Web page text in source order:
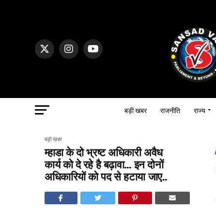
बड़ी खबर राजनीति राज्य
बड़ी खबर
म्हाडा के दो भ्रष्ट अधिकारी अवैध
कार्य को दे रहे है बढ़ावा… इन दोनों
अधिकारियों को पद से हटाया जाए..